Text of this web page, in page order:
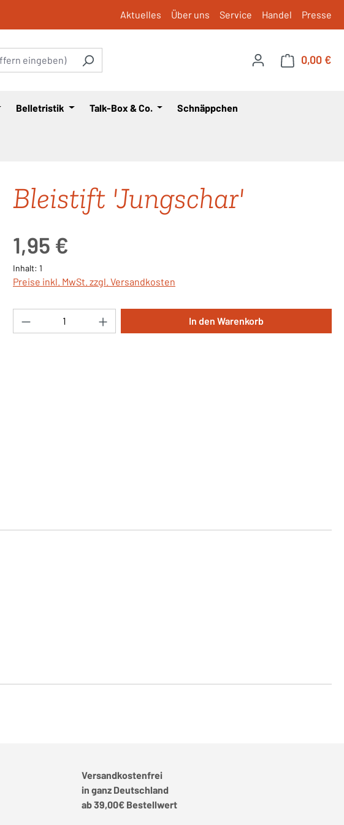
Aktuelles Über uns Service Handel Presse
0,00 €
Belletristik Talk-Box & Co. Schnäppchen
Bleistift 'Jungschar'
1,95 €
Inhalt: 1
Preise inkl. MwSt. zzgl. Versandkosten
Produkt Anzahl: Gib den gewünschten Wert ein
In den Warenkorb
Versandkostenfrei
in ganz Deutschland
ab 39,00€ Bestellwert